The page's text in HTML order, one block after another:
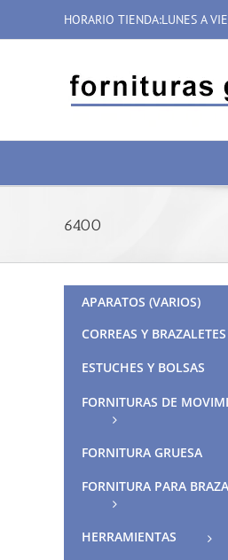
contenido
HORARIO TIENDA:LUNES A
6400
APARATOS (VARIOS)
CORREAS Y BRAZALETES
ESTUCHES Y BOLSAS
FORNITURAS DE
FORNITURA GRUESA
FORNITURA PARA
HERRAMIENTAS